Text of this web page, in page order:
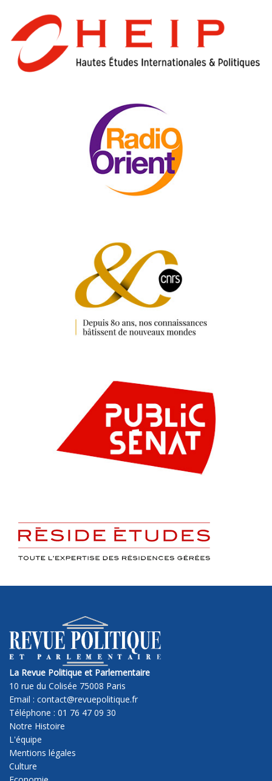
La Revue Politique et Parlementaire
10 rue du Colisée 75008 Paris
Email : contact@revuepolitique.fr
Téléphone : 01 76 47 09 30
Notre Histoire
L'équipe
Mentions légales
Culture